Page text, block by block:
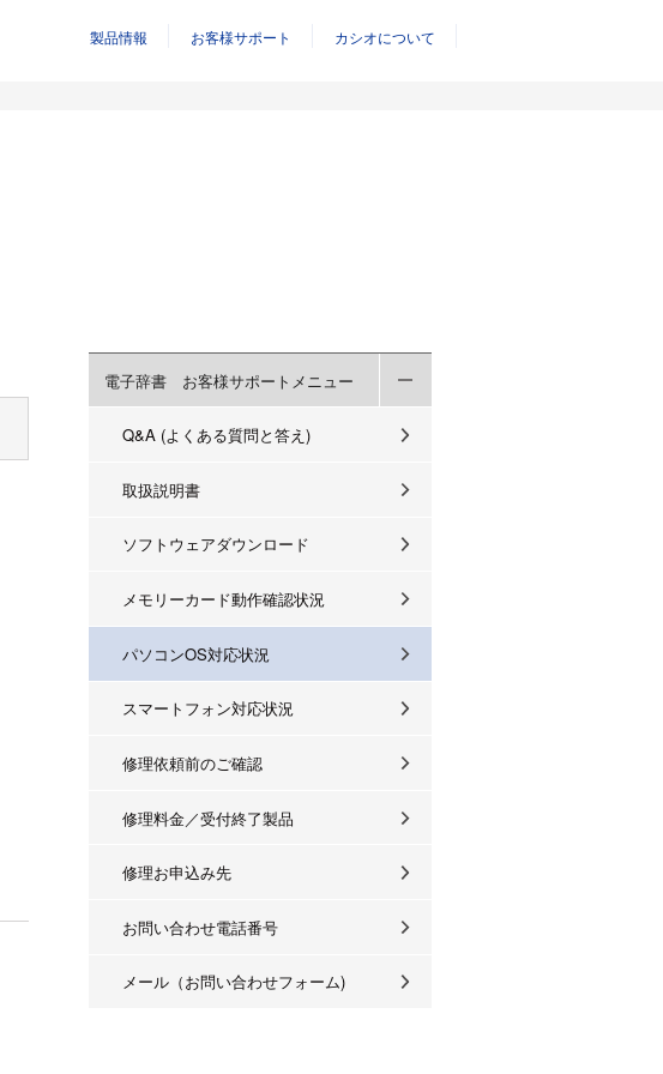
製品情報 お客様サポート カシオについて
電子辞書 お客様サポートメニュー
Q&A (よくある質問と答え)
取扱説明書
ソフトウェアダウンロード
メモリーカード動作確認状況
パソコンOS対応状況
スマートフォン対応状況
修理依頼前のご確認
修理料金／受付終了製品
修理お申込み先
お問い合わせ電話番号
メール（お問い合わせフォーム)